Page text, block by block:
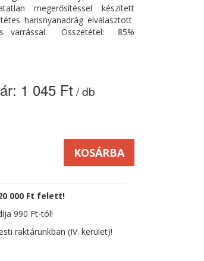
megerősítéssel készített
harisnyanadrág elválasztott
varrással. Összetétel: 85%
1 045 Ft / db
000 Ft felett!
990 Ft-tól!
raktárunkban (IV. kerület)!